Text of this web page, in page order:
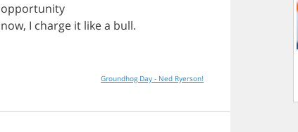
opportunity
now, I charge it likea bull.
Groundhog Day - Ned Ryerson!